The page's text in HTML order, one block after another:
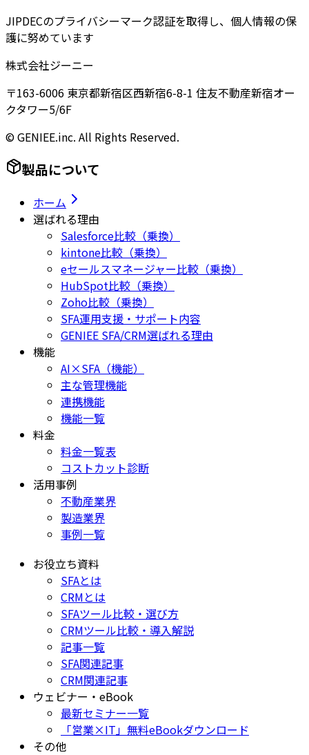
JIPDECのプライバシーマーク認証を取得し、個人情報の保
護に努めています
株式会社ジーニー
〒163-6006 東京都新宿区西新宿6-8-1 住友不動産新宿オー
クタワー5/6F
© GENIEE.inc. All Rights Reserved.
製品について
ホーム
選ばれる理由
Salesforce比較（乗換）
kintone比較（乗換）
eセールスマネージャー比較（乗換）
HubSpot比較（乗換）
Zoho比較（乗換）
SFA運用支援・サポート内容
GENIEE SFA/CRM選ばれる理由
機能
AI×SFA（機能）
主な管理機能
連携機能
機能一覧
料金
料金一覧表
コストカット診断
活用事例
不動産業界
製造業界
事例一覧
お役立ち資料
SFAとは
CRMとは
SFAツール比較・選び方
CRMツール比較・導入解説
記事一覧
SFA関連記事
CRM関連記事
ウェビナー・eBook
最新セミナー一覧
「営業×IT」無料eBookダウンロード
その他